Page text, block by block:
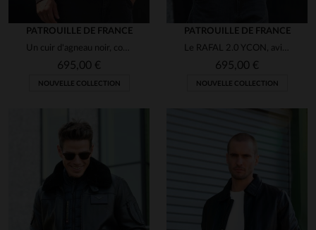
PATROUILLE DE FRANCE
Un cuir d'agneau noir, coupe aviateur, élégant et résistant.
695,00 €
NOUVELLE COLLECTION
PATROUILLE DE FRANCE
Le RAFAL 2.0 YCON, aviateur en cuir d'agneau souple signé Redskins.
695,00 €
NOUVELLE COLLECTION